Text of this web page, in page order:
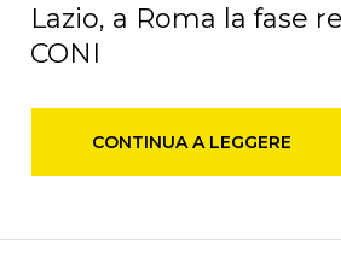
Lazio, a Roma la fase
CONI
CONTINUA A LEGGERE